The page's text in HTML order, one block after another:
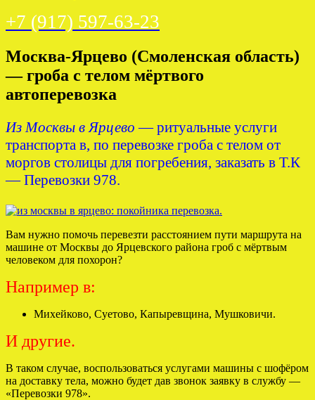
+7 (917) 597-63-23
Москва-Ярцево (Смоленская область)
— гроба с телом мёртвого
автоперевозка
Из Москвы в Ярцево — ритуальные услуги
транспорта в, по перевозке гроба с телом от
моргов столицы для погребения, заказать в Т.К
— Перевозки 978.
Вам нужно помочь перевезти расстоянием пути маршрута на
машине от Москвы до Ярцевского района гроб с мёртвым
человеком для похорон?
Например в:
Михейково, Суетово, Капыревщина, Мушковичи.
И другие.
В таком случае, воспользоваться услугами машины с шофёром
на доставку тела, можно будет дав звонок заявку в службу —
«Перевозки 978».